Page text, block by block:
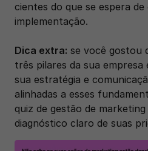
cientes do que se espera
implementação.
Dica extra: se você gostou
três pilares da sua empresa
sua estratégia e
alinhadas a esses
quiz de gestão de
diagnóstico claro de suas